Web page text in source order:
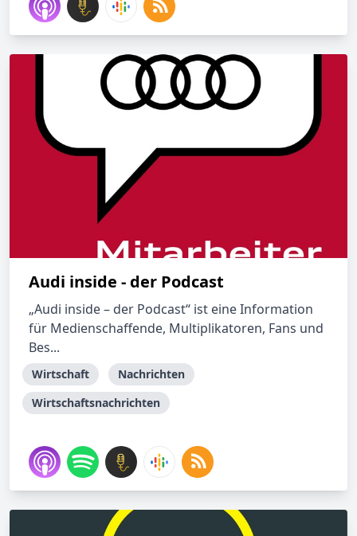
Audi inside - der Podcast
„Audi inside – der Podcast“ ist eine Information
für Medienschaffende, Multiplikatoren, Fans und
Bes...
Wirtschaft
Nachrichten
Wirtschaftsnachrichten